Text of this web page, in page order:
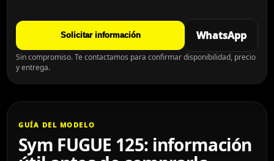
Solicitar información WhatsApp
Sin compromiso. Te contactamos para confirmar disponibilidad, precio
y entrega.
GUÍA DEL MODELO
Sym FUGUE 125: información